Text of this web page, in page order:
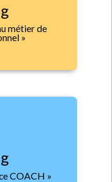
métier de
»
COACH »